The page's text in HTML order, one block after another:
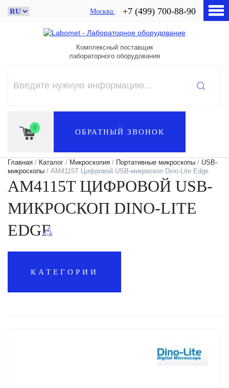
Москва +7 (499) 700-88-90
Комплексный поставщик
лабораторного оборудования
0 ОБРАТНЫЙ ЗВОНОК
Главная / Каталог / Микроскопия / Портативные микроскопы / USB-
микроскопы / AM4115T Цифровой USB-микроскоп Dino-Lite Edge
AM4115T ЦИФРОВОЙ USB-
МИКРОСКОП DINO-LITE
EDGE
КАТЕГОРИИ